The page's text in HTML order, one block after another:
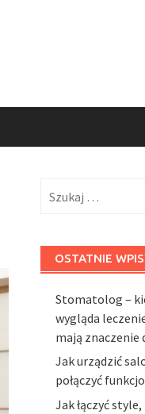
OSTATNIE
Stomatolog –
wygląda
mają znaczenie
Jak urządzić
połączyć
Jak łączyć